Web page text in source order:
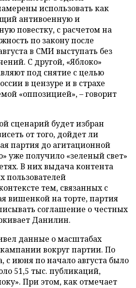
использовать как
антивоенную и
повестку, с расчетом на
по закону после
в СМИ выступать без
С другой, «Яблоко»
под снятие с целью
в цензуре и в страхе
«оппозицией», – говорит
сценарий будет избран
от того, дойдет ли
партия до агитационной
уже получило «зеленый свет»
В них выдача контента
пользователей
тем, связанных с
вишенкой на торте, партия
соглашение о честных
Данилин.
данные о масштабах
вокруг партии. По
с июня по начало августа было
51,5 тыс. публикаций,
При этом, как отмечает